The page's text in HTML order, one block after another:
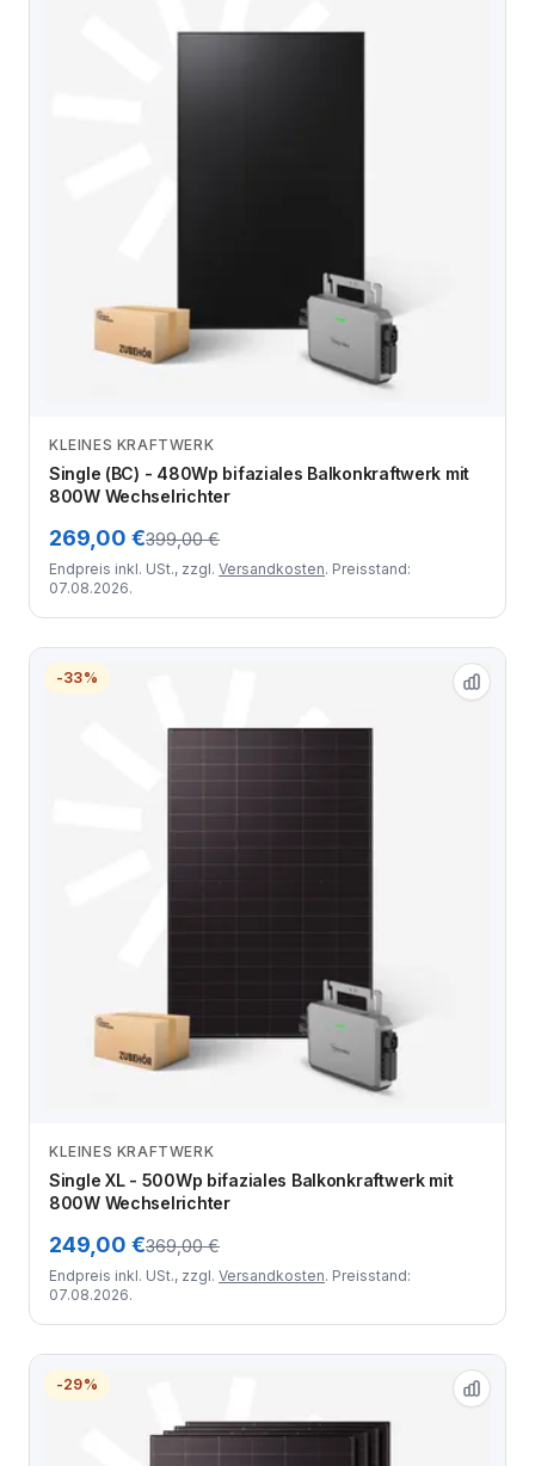
Zum Angebot
KLEINES KRAFTWERK
Single (BC) - 480Wp bifaziales Balkonkraftwerk mit
800W Wechselrichter
269,00 €399,00 €
Endpreis inkl. USt., zzgl. Versandkosten. Preisstand:
07.08.2026.
-33%
Zum Angebot
KLEINES KRAFTWERK
Single XL - 500Wp bifaziales Balkonkraftwerk mit
800W Wechselrichter
249,00 €369,00 €
Endpreis inkl. USt., zzgl. Versandkosten. Preisstand:
07.08.2026.
-29%